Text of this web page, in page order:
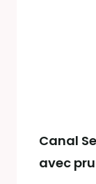
Canal
avec